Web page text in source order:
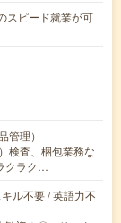
スピード就業が可
管理）
検査、梱包業務な
クラク…
ル不要 / 英語力不